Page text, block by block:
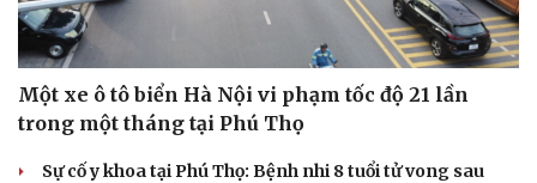
Một xe ô tô biển Hà Nội vi phạm tốc độ 21 lần
trong một tháng tại Phú Thọ
Sự cố y khoa tại Phú Thọ: Bệnh nhi 8 tuổi tử vong sau